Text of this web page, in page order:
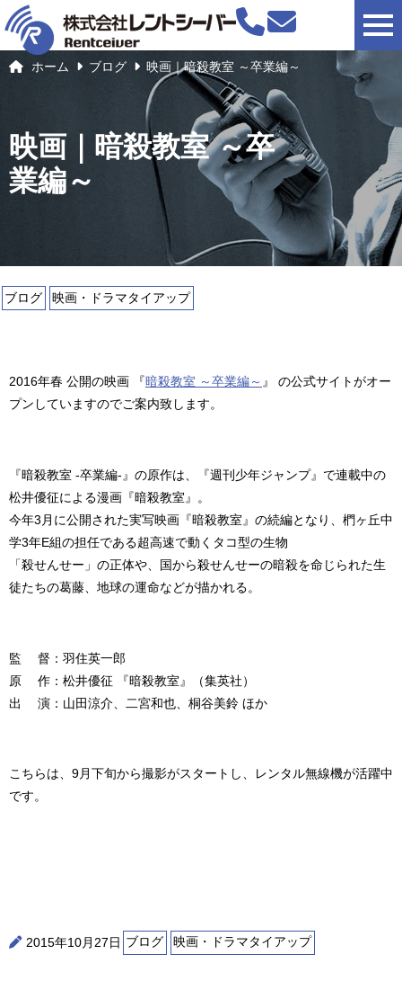
ホーム ブログ 映画｜暗殺教室 ～卒業編～
映画｜暗殺教室 ～卒
業編～
ブログ 映画・ドラマタイアップ
2016年春 公開の映画 『暗殺教室 ～卒業編～ 』 の公式サイトがオー
プンしていますのでご案内致します。
『暗殺教室 -卒業編-』の原作は、『週刊少年ジャンプ』で連載中の
松井優征による漫画『暗殺教室』。
今年3月に公開された実写映画『暗殺教室』の続編となり、椚ヶ丘中
学3年E組の担任である超高速で動くタコ型の生物
「殺せんせー」の正体や、国から殺せんせーの暗殺を命じられた生
徒たちの葛藤、地球の運命などが描かれる。
監 督：羽住英一郎
原 作：松井優征 『暗殺教室』（集英社）
出 演：山田涼介、二宮和也、桐谷美鈴 ほか
こちらは、9月下旬から撮影がスタートし、レンタル無線機が活躍中
です。
2015年10月27日 ブログ 映画・ドラマタイアップ